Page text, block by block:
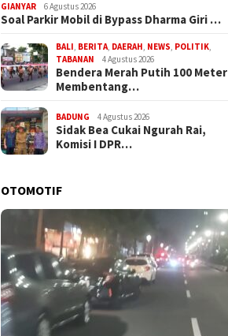
GIANYAR 6 Agustus 2026
Soal Parkir Mobil di Bypass Dharma Giri …
BALI, BERITA, DAERAH, NEWS, POLITIK,
TABANAN
4 Agustus 2026
Bendera Merah Putih 100 Meter
Membentang…
BADUNG 4 Agustus 2026
Sidak Bea Cukai Ngurah Rai,
Komisi I DPR…
OTOMOTIF